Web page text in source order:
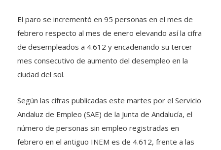
El paro se incrementó en 95 personas en el mes de
febrero respecto al mes de enero elevando así la cifra
de desempleados a 4.612 y encadenando su tercer
mes consecutivo de aumento del desempleo en la
ciudad del sol.
Según las cifras publicadas este martes por el Servicio
Andaluz de Empleo (SAE) de la Junta de Andalucía, el
número de personas sin empleo registradas en
febrero en el antiguo INEM es de 4.612, frente a las